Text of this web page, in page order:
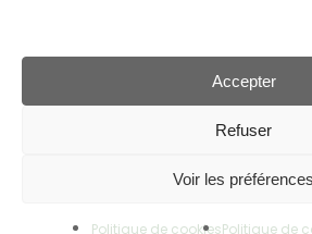
Accepter
Refuser
Voir les préférences
Politique de cookiesPolitique de
© 2024 Alphanova Santé
facebookpinterestlinkedininstagram
tiktok